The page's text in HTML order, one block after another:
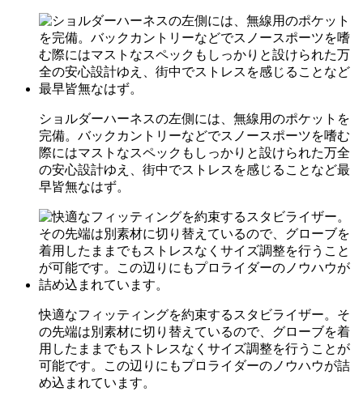
ショルダーハーネスの左側には、無線用のポケットを
完備。バックカントリーなどでスノースポーツを嗜む
際にはマストなスペックもしっかりと設けられた万全
の安心設計ゆえ、街中でストレスを感じることなど最
早皆無なはず。
快適なフィッティングを約束するスタビライザー。そ
の先端は別素材に切り替えているので、グローブを着
用したままでもストレスなくサイズ調整を行うことが
可能です。この辺りにもプロライダーのノウハウが詰
め込まれています。